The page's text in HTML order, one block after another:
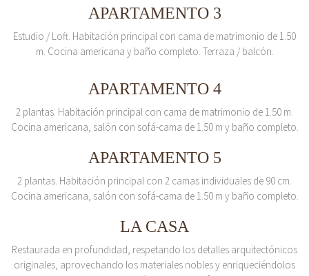
APARTAMENTO 3
Estudio / Loft. Habitación principal con cama de matrimonio de 1.50
m. Cocina americana y baño completo. Terraza / balcón.
APARTAMENTO 4
2 plantas. Habitación principal con cama de matrimonio de 1.50 m.
Cocina americana, salón con sofá-cama de 1.50 m y baño completo.
APARTAMENTO 5
2 plantas. Habitación principal con 2 camas individuales de 90 cm.
Cocina americana, salón con sofá-cama de 1.50 m y baño completo.
LA CASA
Restaurada en profundidad, respetando los detalles arquitectónicos
originales, aprovechando los materiales nobles y enriqueciéndolos